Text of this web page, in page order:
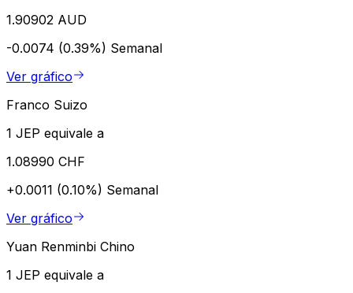
1.90902 AUD
-0.0074 (0.39%) Semanal
Ver gráfico
Franco Suizo
1 JEP equivale a
1.08990 CHF
+0.0011 (0.10%) Semanal
Ver gráfico
Yuan Renminbi Chino
1 JEP equivale a